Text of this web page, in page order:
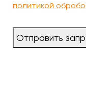
политикой
Отправить